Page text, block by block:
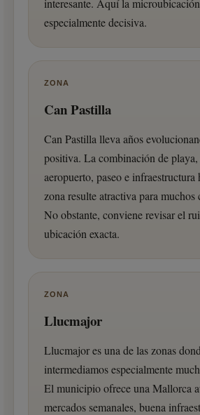
interesante. Aquí la
especialmente decisiva.
ZONA
Can Pastilla
Can Pastilla lleva años
positiva. La combinación de playa,
aeropuerto, paseo e infraestructura
zona resulte atractiva para muchos
No obstante, conviene revisar el
ubicación exacta.
ZONA
Llucmajor
Llucmajor es una de las zonas
intermediamos especialmente
El municipio ofrece una Mallorca
mercados semanales, buena